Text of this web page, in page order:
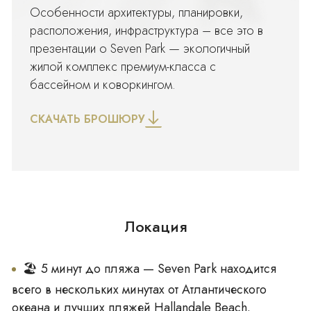
Современная планировка open space с
потолками 3 метра
Просторные балконы и окна в пол
Напольное покрытие — итальянский
керамогранит
Индивидуальные дизайнерские решения от
Встроенная техника Bosch европейского класса
Кварцевые столешницы с водопадом
Элитная латунная сантехника
Особенности архитектуры, планировки,
расположения, инфраструктура – все это в
презентации о Seven Park — экологичный
жилой комплекс премиум-класса с
бассейном и коворкингом.
СКАЧАТЬ БРОШЮРУ
Локация
🏖 5 минут до пляжа — Seven Park находится
всего в нескольких минутах от Атлантического